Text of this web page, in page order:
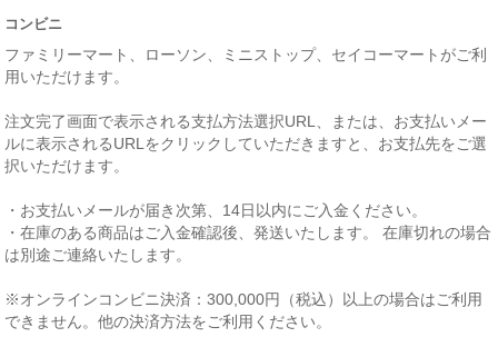
コンビニ
ファミリーマート、ローソン、ミニストップ、セイコーマートがご利
用いただけます。
注文完了画面で表示される支払方法選択URL、または、お支払いメー
ルに表示されるURLをクリックしていただきますと、お支払先をご選
択いただけます。
・お支払いメールが届き次第、14日以内にご入金ください。
・在庫のある商品はご入金確認後、発送いたします。 在庫切れの場合
は別途ご連絡いたします。
※オンラインコンビニ決済：300,000円（税込）以上の場合はご利用
できません。他の決済方法をご利用ください。